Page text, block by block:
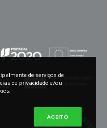
de serviços de
de privacidade e/ou
ACEITO